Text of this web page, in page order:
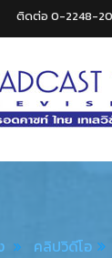
ติดต่อ 0-2248-
คลิปวิดีโอ